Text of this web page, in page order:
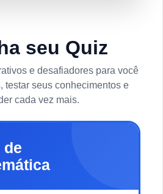
seu Quiz
e desafiadores para você
testar seus conhecimentos e
cada vez mais.
de